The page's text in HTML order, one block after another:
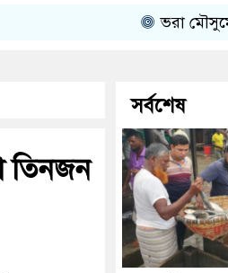
ভরা মৌসুমেও
তিনজন
সর্বশেষ